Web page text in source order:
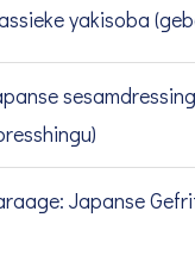
yakisoba
Japanse